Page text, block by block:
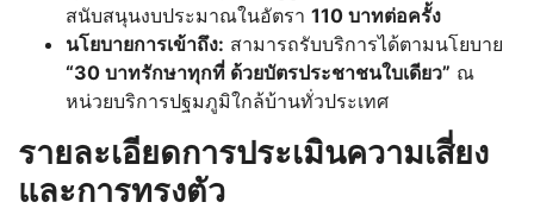
สนับสนุนงบประมาณในอัตรา 110 บาทต่อครั้ง
นโยบายการเข้าถึง: สามารถรับบริการได้ตามนโยบาย
“30 บาทรักษาทุกที่ ด้วยบัตรประชาชนใบเดียว” ณ
หน่วยบริการปฐมภูมิใกล้บ้านทั่วประเทศ
รายละเอียดการประเมินความเสี่ยง
และการทรงตัว